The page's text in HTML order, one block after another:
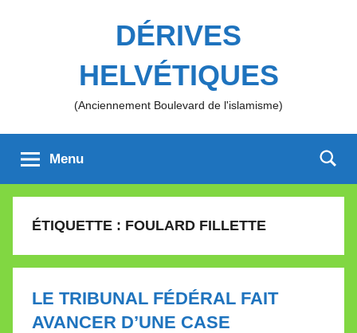
DÉRIVES
HELVÉTIQUES
(Anciennement Boulevard de l'islamisme)
Menu
ÉTIQUETTE : FOULARD FILLETTE
LE TRIBUNAL FÉDÉRAL FAIT
AVANCER D’UNE CASE